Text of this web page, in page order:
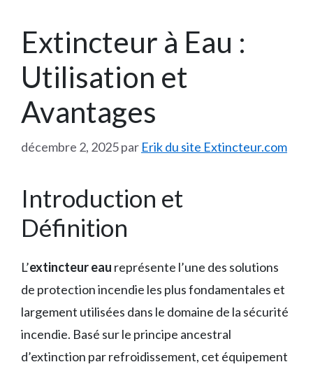
Extincteur à Eau :
Utilisation et
Avantages
décembre 2, 2025par Erik du site Extincteur.com
Introduction et
Définition
L’extincteur eau représente l’une des solutions
de protection incendie les plus fondamentales et
largement utilisées dans le domaine de la sécurité
incendie. Basé sur le principe ancestral
d’extinction par refroidissement, cet équipement